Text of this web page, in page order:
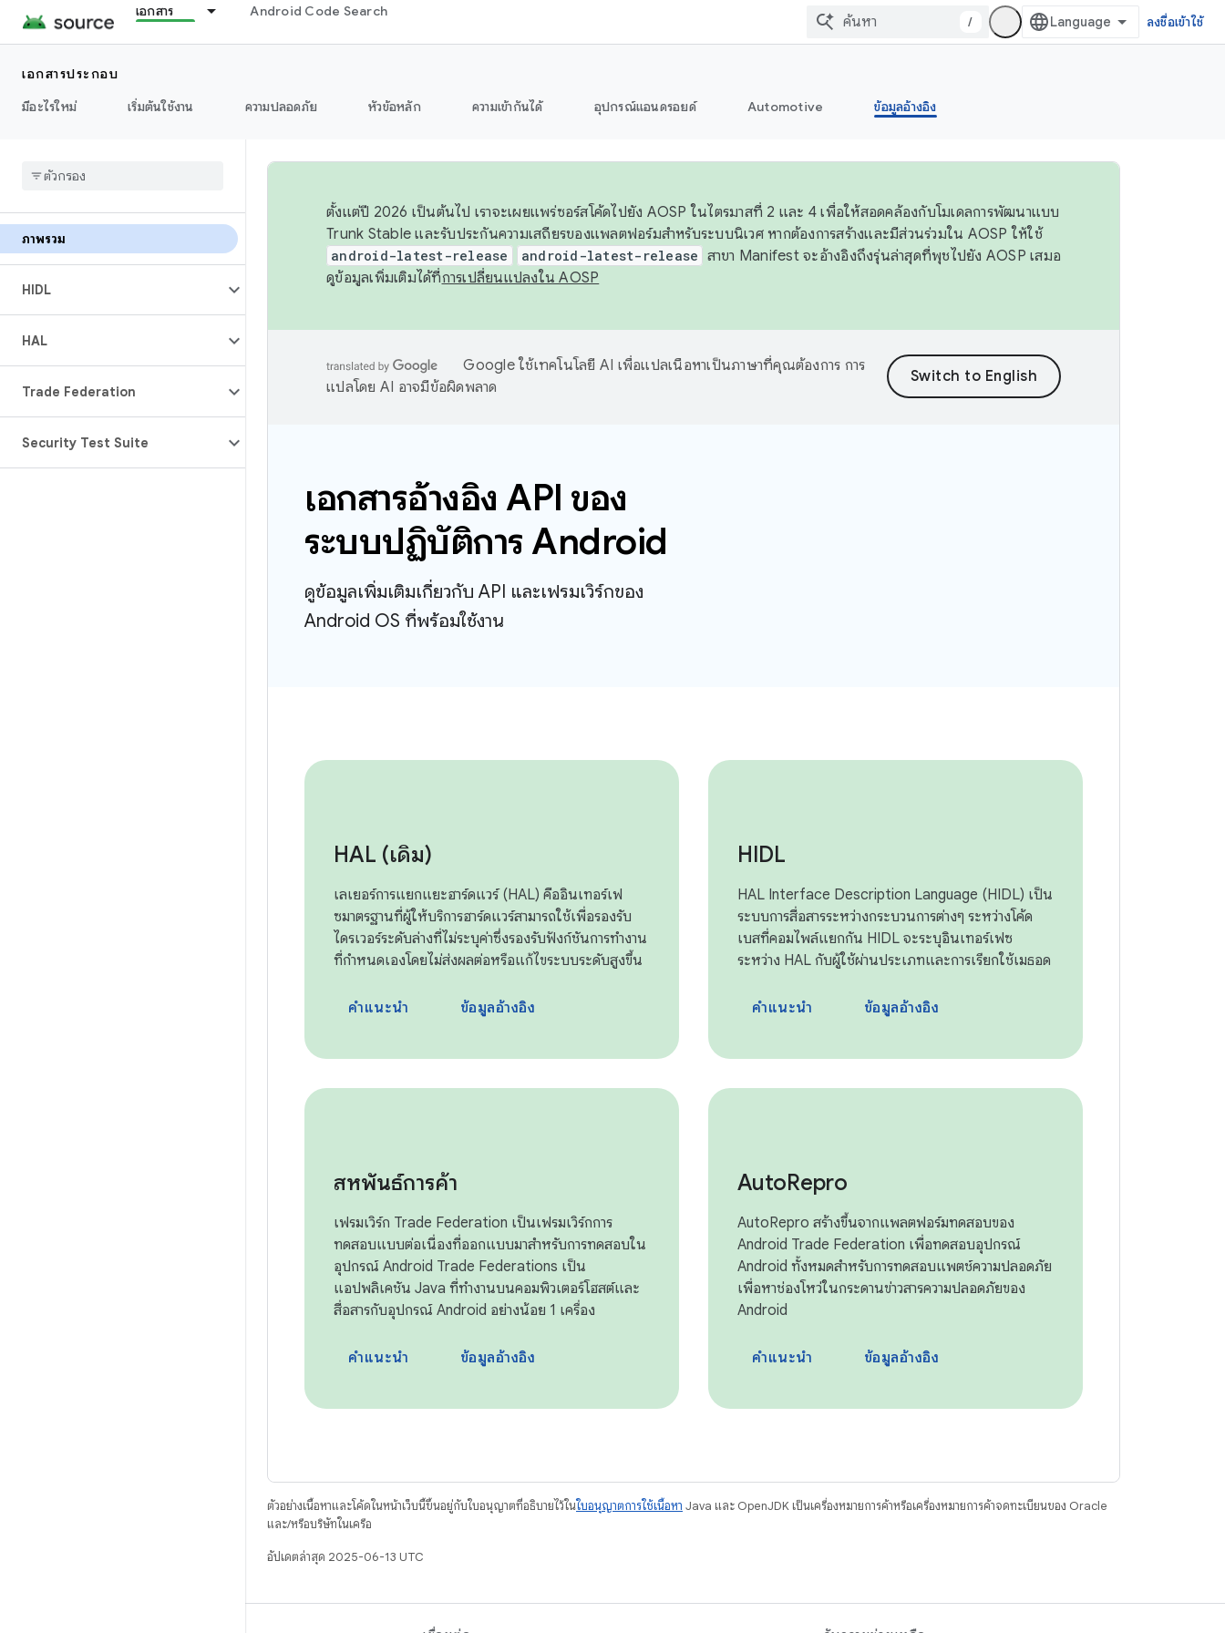
เอกสาร Android Code Search
/ ลงชื่อเข้าใช้
เอกสารประกอบ
มีอะไรใหม่
เริ่มต้นใช้งาน ความปลอดภัย หัวข้อหลัก ความเข้ากันได้ อุปกรณ์แอนดรอยด์ Automotive ข้อมูลอ้างอิง
ภาพรวม
HIDL
HAL
Trade Federation
Security Test Suite
ตั้งแต่ปี 2026 เป็นต้นไป เราจะเผยแพร่ซอร์สโค้ดไปยัง AOSP ในไตรมาสที่ 2 และ 4 เพื่อให้สอดคล้องกับโมเดลการพัฒนาแบบ
Trunk Stable และรับประกันความเสถียรของแพลตฟอร์มสำหรับระบบนิเวศ หากต้องการสร้างและมีส่วนร่วมใน AOSP ให้ใช้
android-latest-release android-latest-release สาขา Manifest จะอ้างอิงถึงรุ่นล่าสุดที่พุชไปยัง AOSP เสมอ
ดูข้อมูลเพิ่มเติมได้ที่การเปลี่ยนแปลงใน AOSP
Google ใช้เทคโนโลยี AI เพื่อแปลเนื้อหาเป็นภาษาที่คุณต้องการ การ
แปลโดย AI อาจมีข้อผิดพลาด
เอกสารอ้างอิง API ของ
ระบบปฏิบัติการ Android
ดูข้อมูลเพิ่มเติมเกี่ยวกับ API และเฟรมเวิร์กของ
Android OS ที่พร้อมใช้งาน
HAL (เดิม)
เลเยอร์การแยกแยะฮาร์ดแวร์ (HAL) คืออินเทอร์เฟ
ซมาตรฐานที่ผู้ให้บริการฮาร์ดแวร์สามารถใช้เพื่อรองรับ
ไดรเวอร์ระดับล่างที่ไม่ระบุค่าซึ่งรองรับฟังก์ชันการทำงาน
ที่กำหนดเองโดยไม่ส่งผลต่อหรือแก้ไขระบบระดับสูงขึ้น
คำแนะนำ ข้อมูลอ้างอิง
HIDL
HAL Interface Description Language (HIDL) เป็น
ระบบการสื่อสารระหว่างกระบวนการต่างๆ ระหว่างโค้ด
เบสที่คอมไพล์แยกกัน HIDL จะระบุอินเทอร์เฟซ
ระหว่าง HAL กับผู้ใช้ผ่านประเภทและการเรียกใช้เมธอด
คำแนะนำ ข้อมูลอ้างอิง
สหพันธ์การค้า
เฟรมเวิร์ก Trade Federation เป็นเฟรมเวิร์กการ
ทดสอบแบบต่อเนื่องที่ออกแบบมาสำหรับการทดสอบใน
อุปกรณ์ Android Trade Federations เป็น
แอปพลิเคชัน Java ที่ทำงานบนคอมพิวเตอร์โฮสต์และ
สื่อสารกับอุปกรณ์ Android อย่างน้อย 1 เครื่อง
คำแนะนำ ข้อมูลอ้างอิง
AutoRepro
AutoRepro สร้างขึ้นจากแพลตฟอร์มทดสอบของ
Android Trade Federation เพื่อทดสอบอุปกรณ์
Android ทั้งหมดสำหรับการทดสอบแพตช์ความปลอดภัย
เพื่อหาช่องโหว่ในกระดานข่าวสารความปลอดภัยของ
Android
คำแนะนำ ข้อมูลอ้างอิง
ตัวอย่างเนื้อหาและโค้ดในหน้าเว็บนี้ขึ้นอยู่กับใบอนุญาตที่อธิบายไว้ในใบอนุญาตการใช้เนื้อหา Java และ OpenJDK เป็นเครื่องหมายการค้าหรือเครื่องหมายการค้าจดทะเบียนของ Oracle
และ/หรือบริษัทในเครือ
อัปเดตล่าสุด 2025-06-13 UTC